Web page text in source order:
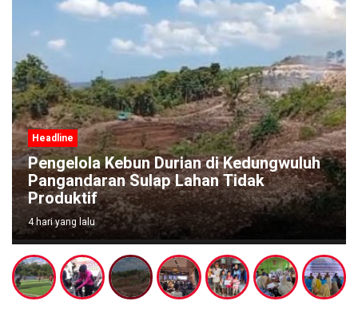
Headline
Pengelola Kebun Durian di Kedungwuluh
Pangandaran Sulap Lahan Tidak
Produktif ‎
4 hari yang lalu